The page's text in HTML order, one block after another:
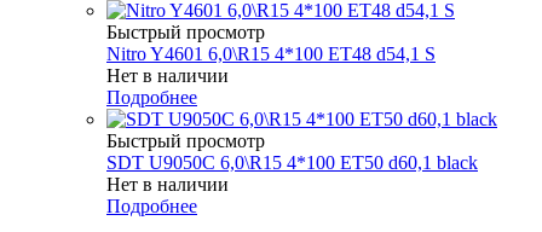
Быстрый просмотр
Nitro Y4601 6,0\R15 4*100 ET48 d54,1 S
Нет в наличии
Подробнее
Быстрый просмотр
SDT U9050C 6,0\R15 4*100 ET50 d60,1 black
Нет в наличии
Подробнее